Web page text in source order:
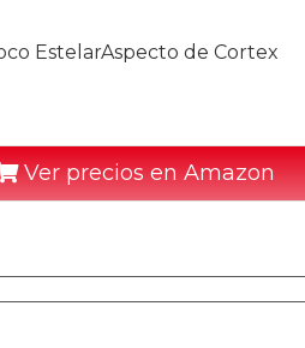
EstelarAspecto de Cortex
Ver precios en Amazon